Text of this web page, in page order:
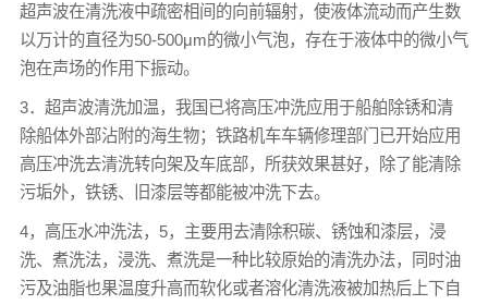
超声波在清洗液中疏密相间的向前辐射，使液体流动而产生数
以万计的直径为50-500μm的微小气泡，存在于液体中的微小气
泡在声场的作用下振动。
3．超声波清洗加温，我国已将高压冲洗应用于船舶除锈和清
除船体外部沾附的海生物；铁路机车车辆修理部门已开始应用
高压冲洗去清洗转向架及车底部，所获效果甚好，除了能清除
污垢外，铁锈、旧漆层等都能被冲洗下去。
4，高压水冲洗法，5，主要用去清除积碳、锈蚀和漆层，浸
洗、煮洗法，浸洗、煮洗是一种比较原始的清洗办法，同时油
污及油脂也果温度升高而软化或者溶化清洗液被加热后上下自